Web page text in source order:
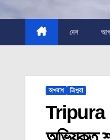
দেশ
অপরাধ ত্রিপুরা
Tripura